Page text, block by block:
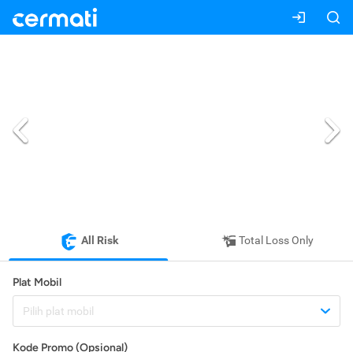
All Risk Total Loss Only
Plat Mobil
Pilih plat mobil
Kode Promo (Opsional)